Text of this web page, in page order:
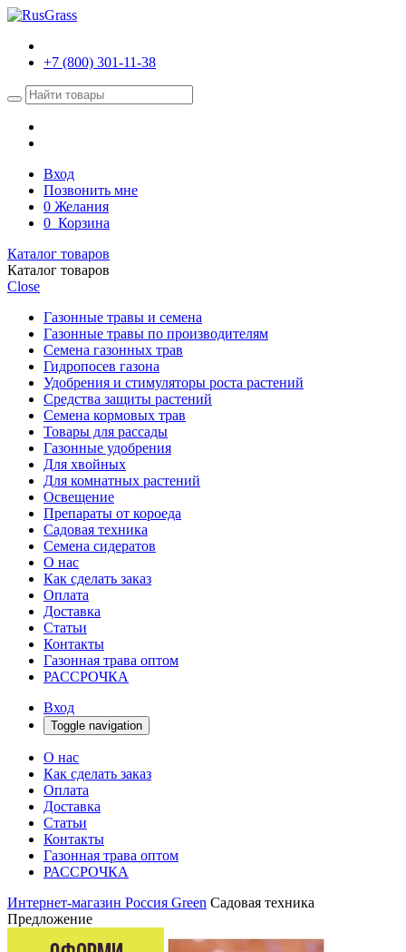
+7 (800) 301-11-38
Вход
Позвонить мне
0 Желания
0 Корзина
Каталог товаров
Каталог товаров
Close
Газонные травы и семена
Газонные травы по производителям
Семена газонных трав
Гидропосев газона
Удобрения и стимуляторы роста растений
Средства защиты растений
Семена кормовых трав
Товары для рассады
Газонные удобрения
Для хвойных
Для комнатных растений
Освещение
Препараты от короеда
Садовая техника
Семена сидератов
О нас
Как сделать заказ
Оплата
Доставка
Статьи
Контакты
Газонная трава оптом
РАССРОЧКА
Вход
Toggle navigation
О нас
Как сделать заказ
Оплата
Доставка
Статьи
Контакты
Газонная трава оптом
РАССРОЧКА
Интернет-магазин Россия Green Садовая техника
Предложение